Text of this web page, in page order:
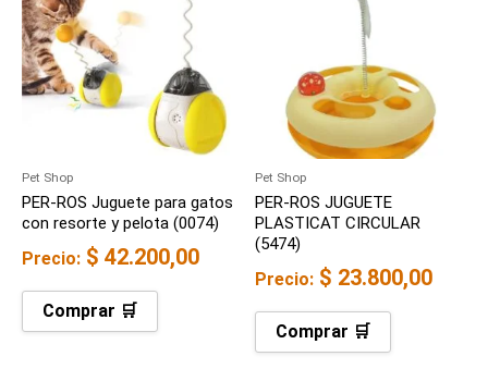
Pet Shop
PER-ROS Juguete para gatos
con resorte y pelota (0074)
Precio: $ 42.200,00
Comprar 🛒
Pet Shop
PER-ROS JUGUETE
PLASTICAT CIRCULAR
(5474)
Precio: $ 23.800,00
Comprar 🛒